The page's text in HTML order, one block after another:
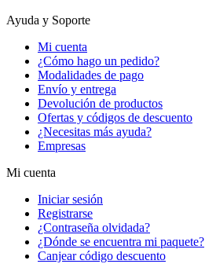
Ayuda y Soporte
Mi cuenta
¿Cómo hago un pedido?
Modalidades de pago
Envío y entrega
Devolución de productos
Ofertas y códigos de descuento
¿Necesitas más ayuda?
Empresas
Mi cuenta
Iniciar sesión
Registrarse
¿Contraseña olvidada?
¿Dónde se encuentra mi paquete?
Canjear código descuento